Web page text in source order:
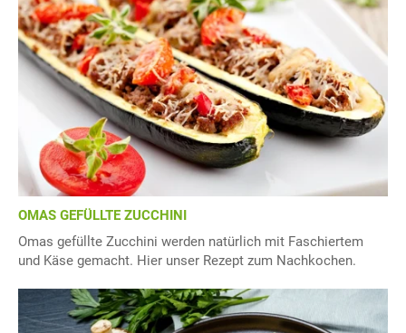
OMAS GEFÜLLTE ZUCCHINI
Omas gefüllte Zucchini werden natürlich mit Faschiertem
und Käse gemacht. Hier unser Rezept zum Nachkochen.